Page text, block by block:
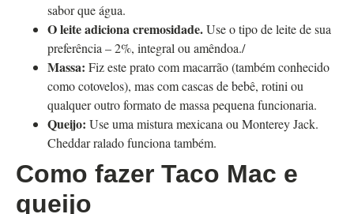
sabor que água.
O leite adiciona cremosidade.Use o tipo de leite de sua
preferência – 2%, integral ou amêndoa./
Massa: Fiz este prato com macarrão (também conhecido
como cotovelos), mas com cascas de bebê, rotini ou
qualquer outro formato de massa pequena funcionaria.
Queijo: Use uma mistura mexicana ou Monterey Jack.
Cheddar ralado funciona também.
Como fazer Taco Mac e
queijo